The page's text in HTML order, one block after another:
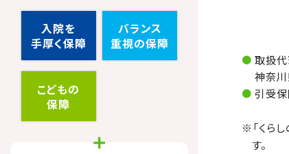
入院を
手厚く保障
バランス
重視の保障
こどもの
保障
取扱
神奈
引受
※「くら
す。